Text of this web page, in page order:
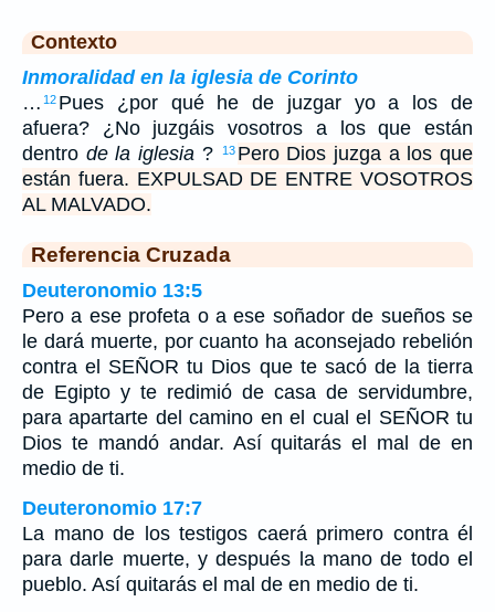
Contexto
Inmoralidad en la iglesia de Corinto
… 12 Pues ¿por qué he de juzgar yo a los de
afuera? ¿No juzgáis vosotros a los que están
dentro de la iglesia ? 13 Pero Dios juzga a los que
están fuera. EXPULSAD DE ENTRE VOSOTROS
AL MALVADO.
Referencia Cruzada
Deuteronomio 13:5
Pero a ese profeta o a ese soñador de sueños se
le dará muerte, por cuanto ha aconsejado rebelión
contra el SEÑOR tu Dios que te sacó de la tierra
de Egipto y te redimió de casa de servidumbre,
para apartarte del camino en el cual el SEÑOR tu
Dios te mandó andar. Así quitarás el mal de en
medio de ti.
Deuteronomio 17:7
La mano de los testigos caerá primero contra él
para darle muerte, y después la mano de todo el
pueblo. Así quitarás el mal de en medio de ti.